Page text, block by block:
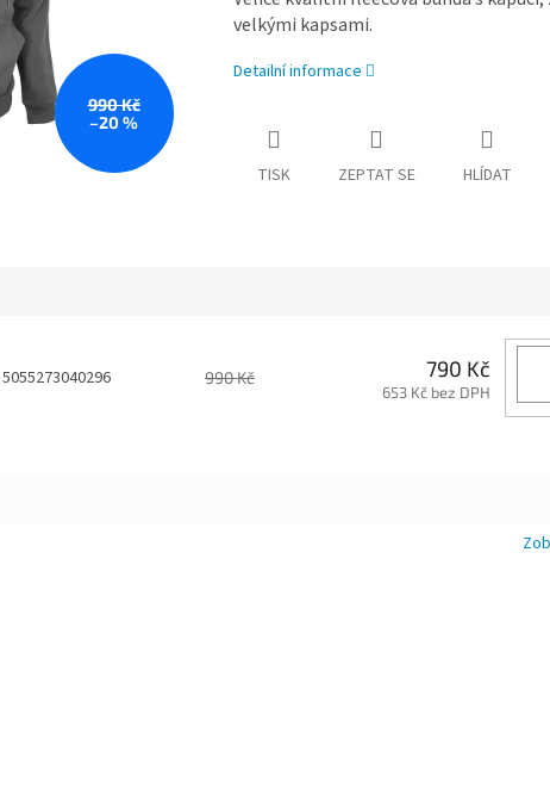
990 Kč
–20 %
velkými kapsami.
Detailní informace
TISK ZEPTAT SE HLÍDAT
5055273040296
990 Kč 790 Kč
653 Kč bez DPH